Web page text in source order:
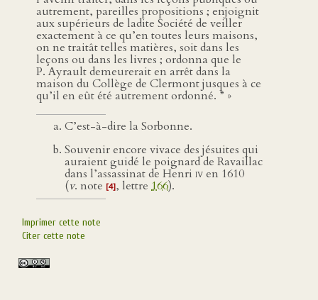
autrement, pareilles propositions ; enjoignit
aux supérieurs de ladite Société de veiller
exactement à ce qu’en toutes leurs maisons,
on ne traitât telles matières, soit dans les
leçons ou dans les livres ; ordonna que le
P. Ayrault demeurerait en arrêt dans la
maison du Collège de Clermont jusques à ce
qu’il en eût été autrement ordonné. ” »
C’est-à-dire la Sorbonne.
Souvenir encore vivace des jésuites qui
auraient guidé le poignard de Ravaillac
dans l’assassinat de Henri iven 1610
(v. note [4], lettre 166).
Imprimer cette note
Citer cette note